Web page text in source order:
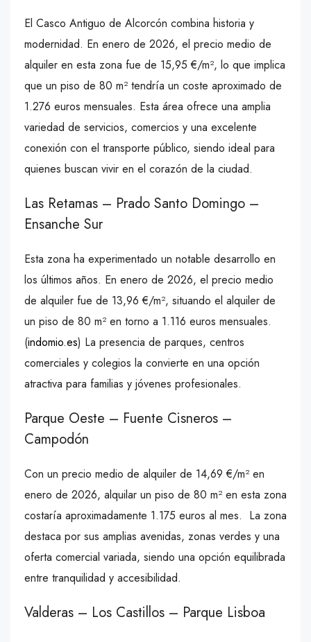
El Casco Antiguo de Alcorcón combina historia y
modernidad. En enero de 2026, el precio medio de
alquiler en esta zona fue de 15,95 €/m², lo que implica
que un piso de 80 m² tendría un coste aproximado de
1.276 euros mensuales. Esta área ofrece una amplia
variedad de servicios, comercios y una excelente
conexión con el transporte público, siendo ideal para
quienes buscan vivir en el corazón de la ciudad.
Las Retamas – Prado Santo Domingo –
Ensanche Sur
Esta zona ha experimentado un notable desarrollo en
los últimos años. En enero de 2026, el precio medio
de alquiler fue de 13,96 €/m², situando el alquiler de
un piso de 80 m² en torno a 1.116 euros mensuales.
(indomio.es) La presencia de parques, centros
comerciales y colegios la convierte en una opción
atractiva para familias y jóvenes profesionales.
Parque Oeste – Fuente Cisneros –
Campodón
Con un precio medio de alquiler de 14,69 €/m² en
enero de 2026, alquilar un piso de 80 m² en esta zona
costaría aproximadamente 1.175 euros al mes. La zona
destaca por sus amplias avenidas, zonas verdes y una
oferta comercial variada, siendo una opción equilibrada
entre tranquilidad y accesibilidad.
Valderas – Los Castillos – Parque Lisboa